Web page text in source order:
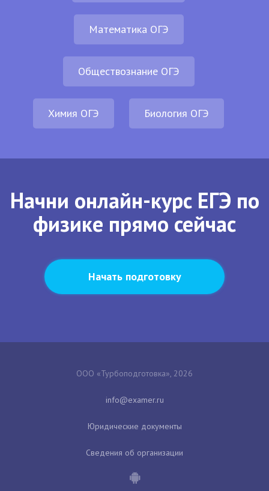
Математика ОГЭ
Обществознание ОГЭ
Химия ОГЭ Биология ОГЭ
Начни онлайн-курс ЕГЭ по
физике прямо сейчас
Начать подготовку
ООО «Турбоподготовка», 2026
Юридические документы
Сведения об организации